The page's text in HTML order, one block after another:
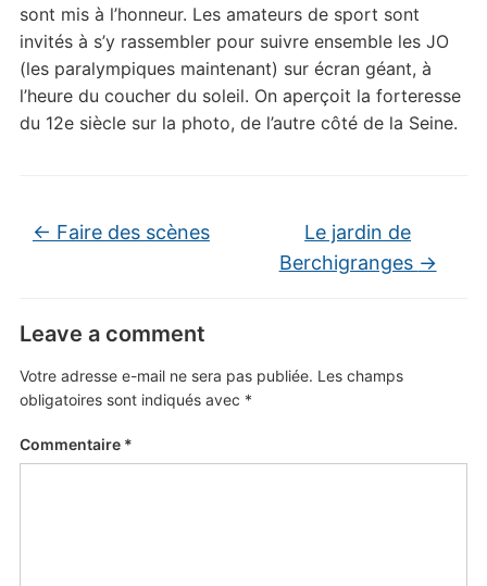
sont mis à l’honneur. Les amateurs de sport sont
invités à s’y rassembler pour suivre ensemble les JO
(les paralympiques maintenant) sur écran géant, à
l’heure du coucher du soleil. On aperçoit la forteresse
du 12e siècle sur la photo, de l’autre côté de la Seine.
← Faire des scènes
Le jardin de
Berchigranges →
Leave a comment
Votre adresse e-mail ne sera pas publiée. Les champs
obligatoires sont indiqués avec *
Commentaire *